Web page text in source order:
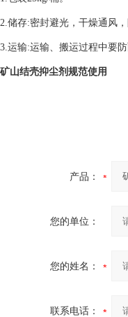
2.储存:密封避光，干燥通风，
3.运输:运输、搬运过程中要
矿山结壳抑尘剂规范使用
产品：
您的单位：
您的姓名：
联系电话：